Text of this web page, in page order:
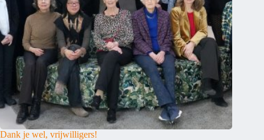
Dank je wel, vrijwilligers!